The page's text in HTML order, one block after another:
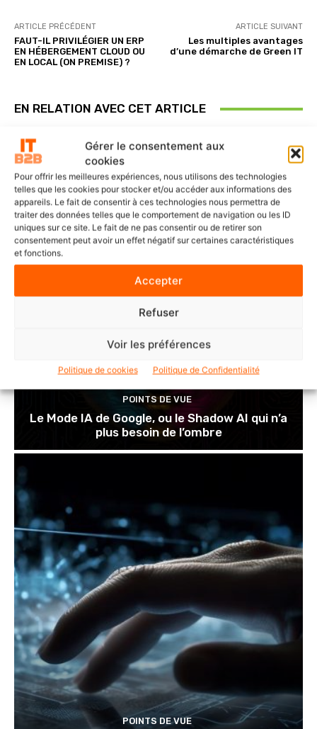
Gérer le consentement aux
cookies
Pour offrir les meilleures expériences, nous utilisons des technologies
telles que les cookies pour stocker et/ou accéder aux informations des
appareils. Le fait de consentir à ces technologies nous permettra de
traiter des données telles que le comportement de navigation ou les ID
uniques sur ce site. Le fait de ne pas consentir ou de retirer son
consentement peut avoir un effet négatif sur certaines caractéristiques
et fonctions.
Accepter
Refuser
Voir les préférences
Politique de cookies Politique de Confidentialité
ARTICLE PRÉCÉDENT
FAUT-IL PRIVILÉGIER UN ERP
EN HÉBERGEMENT CLOUD OU
EN LOCAL (ON PREMISE) ?
ARTICLE SUIVANT
Les multiples avantages
d’une démarche de Green IT
EN RELATION AVEC CET ARTICLE
POINTS DE VUE
Le Mode IA de Google, ou le Shadow AI qui n’a
plus besoin de l’ombre
POINTS DE VUE